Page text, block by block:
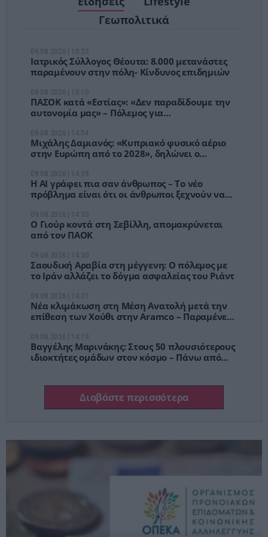
Γεωπολιτικά
Ιατρικός Σύλλογος Θέουτα: 8.000 μετανάστες
παραμένουν στην πόλη- Κίνδυνος επιδημιών
ΠΑΣΟΚ κατά «Εστίας»: «Δεν παραδίδουμε την
αυτονομία μας» – Πόλεμος για
Μιχάλης Δαμιανός: «Κυπριακό φυσικό αέριο
στην Ευρώπη από το 2028», δηλώνει o
Η AI γράφει πια σαν άνθρωπος – Το νέο
πρόβλημα είναι ότι οι άνθρωποι ξεχνούν να
Ο Γιούρ κοντά στη Σεβίλλη, απομακρύνεται
από τον ΠΑΟΚ
Σαουδική Αραβία στη μέγγενη: Ο πόλεμος με
το Ιράν αλλάζει το δόγμα ασφαλείας του Ριάντ
Νέα κλιμάκωση στη Μέση Ανατολή μετά την
επίθεση των Χούθι στην Aramco – Παραμένει
Βαγγέλης Μαρινάκης: Στους 50 πλουσιότερους
ιδιοκτήτες ομάδων στον κόσμο – Πάνω από
Διαβάστε περισσότερα